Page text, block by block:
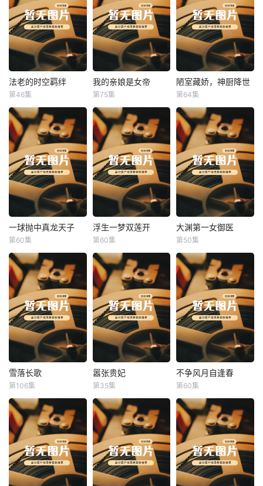
法老的时空羁绊
法老的时空羁绊
第46集
我的亲娘是女帝
我的亲娘是女帝
第75集
陋室藏娇，神厨降世
陋室藏娇，神厨降世
第64集
一球抛中真龙天子
一球抛中真龙天子
第60集
浮生一梦双莲开
浮生一梦双莲开
第60集
大渊第一女御医
大渊第一女御医
第50集
雪落长歌
雪落长歌
第106集
嚣张贵妃
嚣张贵妃
第35集
不争风月自逢春
不争风月自逢春
第60集